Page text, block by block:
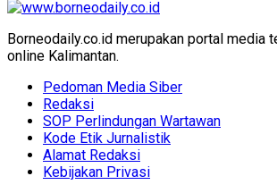
Borneodaily.co.id merupakan portal media
online Kalimantan.
Pedoman Media Siber
Redaksi
SOP Perlindungan Wartawan
Kode Etik Jurnalistik
Alamat Redaksi
Kebijakan Privasi